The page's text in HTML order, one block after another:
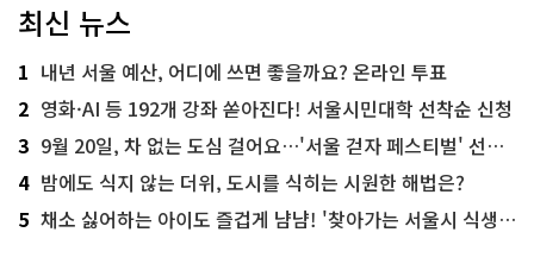
최신 뉴스
1 내년 서울 예산, 어디에 쓰면 좋을까요? 온라인 투표
2 영화·AI 등 192개 강좌 쏟아진다! 서울시민대학 선착순 신청
3 9월 20일, 차 없는 도심 걸어요…'서울 걷자 페스티벌' 선착순 5천명
4 밤에도 식지 않는 더위, 도시를 식히는 시원한 해법은?
5 채소 싫어하는 아이도 즐겁게 냠냠! '찾아가는 서울시 식생활 교육' 현장